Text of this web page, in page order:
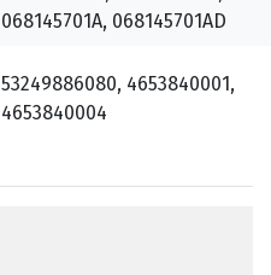
068145701A, 068145701AD
53249886080, 4653840001,
4653840004